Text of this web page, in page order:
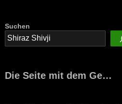
Suchen
Die Seite mit dem Ge…